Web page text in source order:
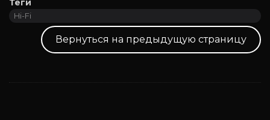
Hi-Fi
Вернуться на предыдущую страницу